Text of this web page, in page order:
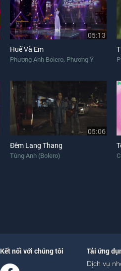
05:13
Huế Và Em
Phương Anh Bolero, Phương Ý
05:06
Đêm Lang Thang
Tùng Anh (Bolero)
Kết nối với chúng tôi Tải ứng
Dịch vụ